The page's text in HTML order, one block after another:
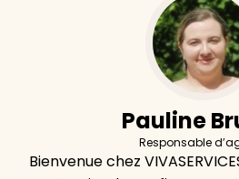
Pauline
Responsable
Bienvenue chez